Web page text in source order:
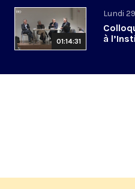
01:14:31
Lundi
à